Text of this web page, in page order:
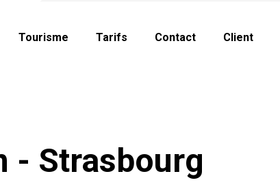
Tourisme Tarifs Contact Client
- Strasbourg